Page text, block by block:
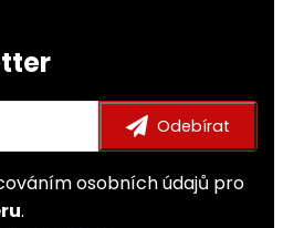
osobních údajů pro
.